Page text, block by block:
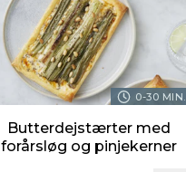
0-30 MIN.
Butterdejstærter med
forårsløg og pinjekerner